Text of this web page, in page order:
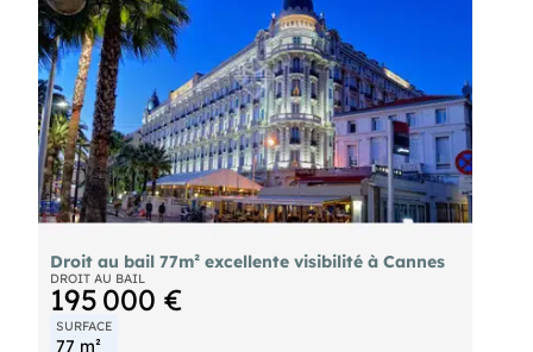
- Dépôt de garantie : 27 000 € (2 termes de loyer)
- Honoraires (charge acquéreur) : 30% HT du loyer
annuel
- Non assujetti à la TVA
- Garanties exigées Pas d'activités de
restauration, ni métier de bouche. La présente
annonce a été rédigée par votre conseillère
Clarisse LEGRAND et reste à votre disposition .
Retrouvez tous nos biens entreprise et commerce
sur notre site internet: Entreprise & Commerce
Droit au bail 77m² excellente visibilité à Cannes
DROIT AU BAIL
195 000 €
SURFACE
77 m²